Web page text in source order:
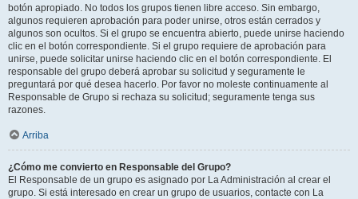
botón apropiado. No todos los grupos tienen libre acceso. Sin embargo,
algunos requieren aprobación para poder unirse, otros están cerrados y
algunos son ocultos. Si el grupo se encuentra abierto, puede unirse haciendo
clic en el botón correspondiente. Si el grupo requiere de aprobación para
unirse, puede solicitar unirse haciendo clic en el botón correspondiente. El
responsable del grupo deberá aprobar su solicitud y seguramente le
preguntará por qué desea hacerlo. Por favor no moleste continuamente al
Responsable de Grupo si rechaza su solicitud; seguramente tenga sus
razones.
Arriba
¿Cómo me convierto en Responsable del Grupo?
El Responsable de un grupo es asignado por La Administración al crear el
grupo. Si está interesado en crear un grupo de usuarios, contacte con La